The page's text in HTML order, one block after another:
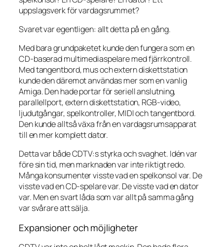
uppslagsverk för vardagsrummet?
Svaret var egentligen: allt detta på en gång.
Med bara grundpaketet kunde den fungera som en
CD-baserad multimediaspelare med fjärrkontroll.
Med tangentbord, mus och extern diskettstation
kunde den däremot användas mer som en vanlig
Amiga. Den hade portar för seriell anslutning,
parallellport, extern diskettstation, RGB-video,
ljudutgångar, spelkontroller, MIDI och tangentbord.
Den kunde alltså växa från en vardagsrumsapparat
till en mer komplett dator.
Detta var både CDTV:s styrka och svaghet. Idén var
före sin tid, men marknaden var inte riktigt redo.
Många konsumenter visste vad en spelkonsol var. De
visste vad en CD-spelare var. De visste vad en dator
var. Men en svart låda som var allt på samma gång
var svårare att sälja.
Expansioner och möjligheter